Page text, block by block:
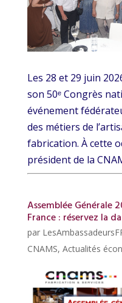
Les 28 et 29 juin
son 50ᵉ Congrès
événement
des métiers de
fabrication. À cette
président de la
Assemblée Générale
France : réservez la
par
CNAMS, Actualités